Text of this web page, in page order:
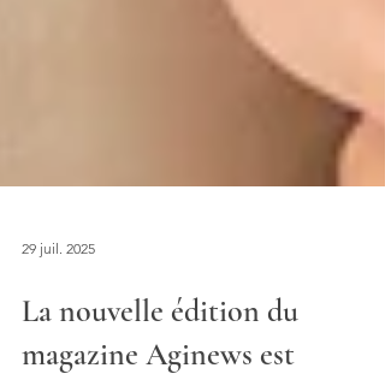
La nouvelle édition du